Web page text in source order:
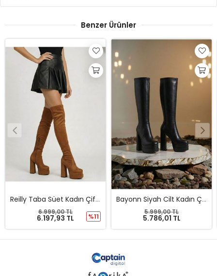
Benzer Ürünler
Reilly Taba Süet Kadın Çift Platform Yüksek Topuklu Diz Üstü Streç Çizme
6.197,93 TL
6.999,00 TL
%11
Bayonn Siyah Cilt Kadın Çift Platform Yüksek Topuklu Çizme
5.786,01 TL
5.999,00 TL